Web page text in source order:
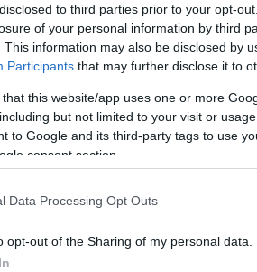
to third parties prior to your opt-
of your personal information by third
This information may also be disclosed by
Participants that may further disclose it to
that this website/app uses one or more
but not limited to your visit or
to Google and its third-party tags to use
consent section.
Data Processing Opt Outs
opt-out of the Sharing of my personal data.